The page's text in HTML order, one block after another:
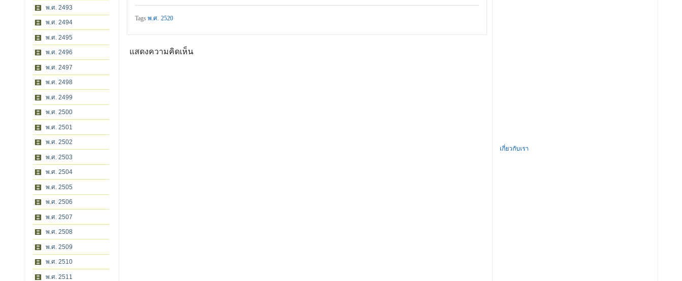
พ.ศ. 2493
พ.ศ. 2494
พ.ศ. 2495
พ.ศ. 2496
พ.ศ. 2497
พ.ศ. 2498
พ.ศ. 2499
พ.ศ. 2500
พ.ศ. 2501
พ.ศ. 2502
พ.ศ. 2503
พ.ศ. 2504
พ.ศ. 2505
พ.ศ. 2506
พ.ศ. 2507
พ.ศ. 2508
พ.ศ. 2509
พ.ศ. 2510
พ.ศ. 2511
Tagsพ.ศ. 2520
แสดงความคิดเห็น
เกี่ยวกับเรา